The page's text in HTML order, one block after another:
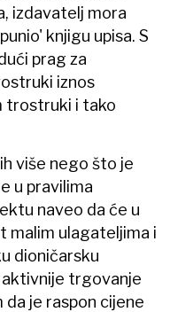
izdavatelj mora
knjigu upisa. S
prag za
iznos
trostruki i tako
više nego što je
u pravilima
naveo da će u
malim ulagateljima i
dioničarsku
trgovanje
da je raspon cijene